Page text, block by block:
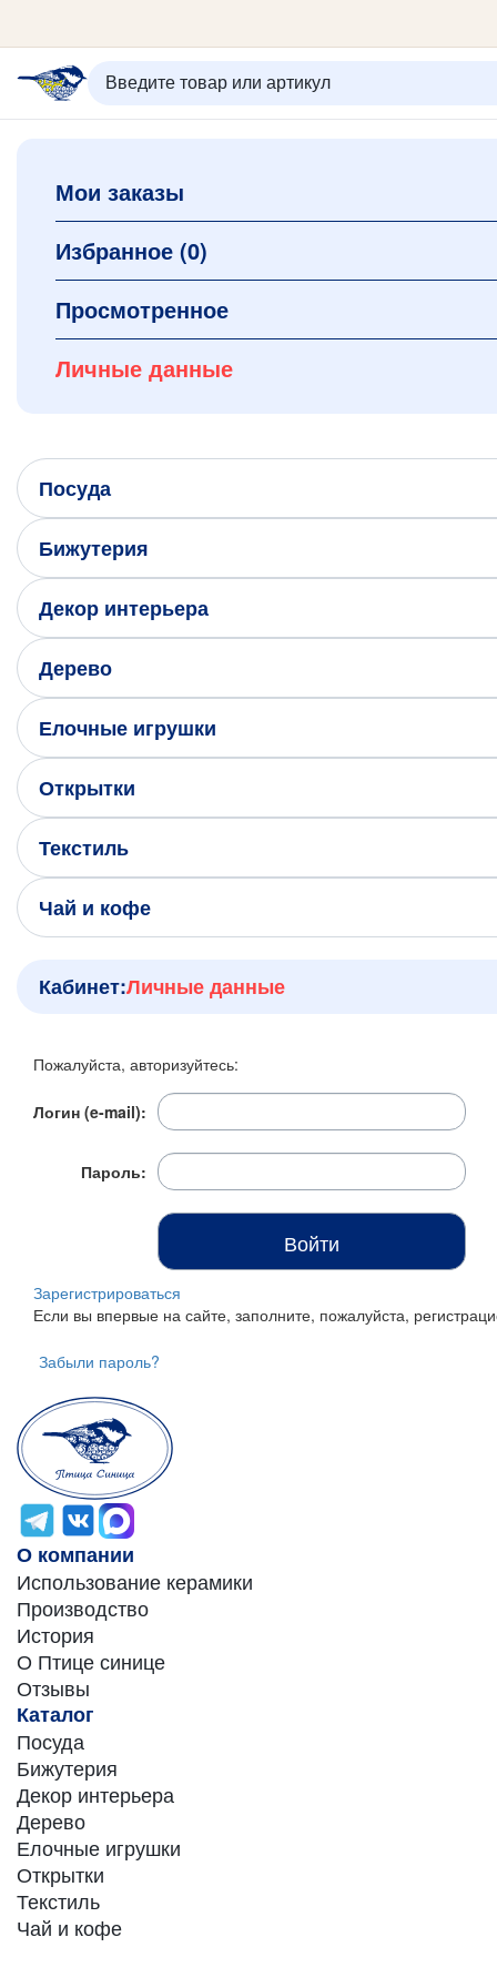
Итого:
Продолжить покупки
Перейти в корзину
ИЗБРАННОЕ ВХОД/РЕГИСТРАЦИЯ КОРЗИНА
Каталог
Орнаменты
О керамике
Оплата и доставка
Контакты
Подарочные карты
Новинки
+7 (495) 680-92-00
+7 (925) 294-91-85
,
в MAX
Мои заказы
Избранное (0)
Просмотренное
Личные данные
Посуда
Бижутерия
Декор интерьера
Дерево
Елочные игрушки
Открытки
Текстиль
Чай и кофе
Кабинет:Личные данные
Пожалуйста, авторизуйтесь:
Логин (e-mail):
Пароль:
Зарегистрироваться
Если вы впервые на сайте, заполните, пожалуйста,
Забыли пароль?
О компании
Использование керамики
Производство
История
О Птице синице
Отзывы
Каталог
Посуда
Бижутерия
Декор интерьера
Дерево
Елочные игрушки
Открытки
Текстиль
Чай и кофе